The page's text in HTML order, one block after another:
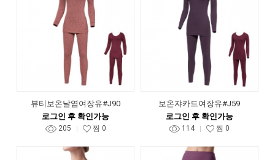
뷰티보온날염여장유#J90
로그인 후 확인가능
205 찜 0
보온쟈카드여장유#J59
로그인 후 확인가능
114 찜 0